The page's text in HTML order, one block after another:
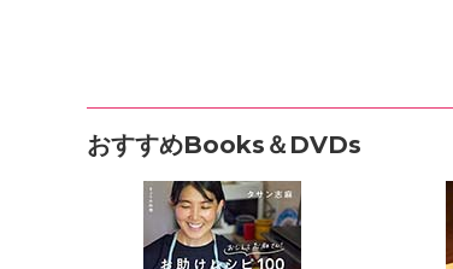
おすすめBooks＆DVDs